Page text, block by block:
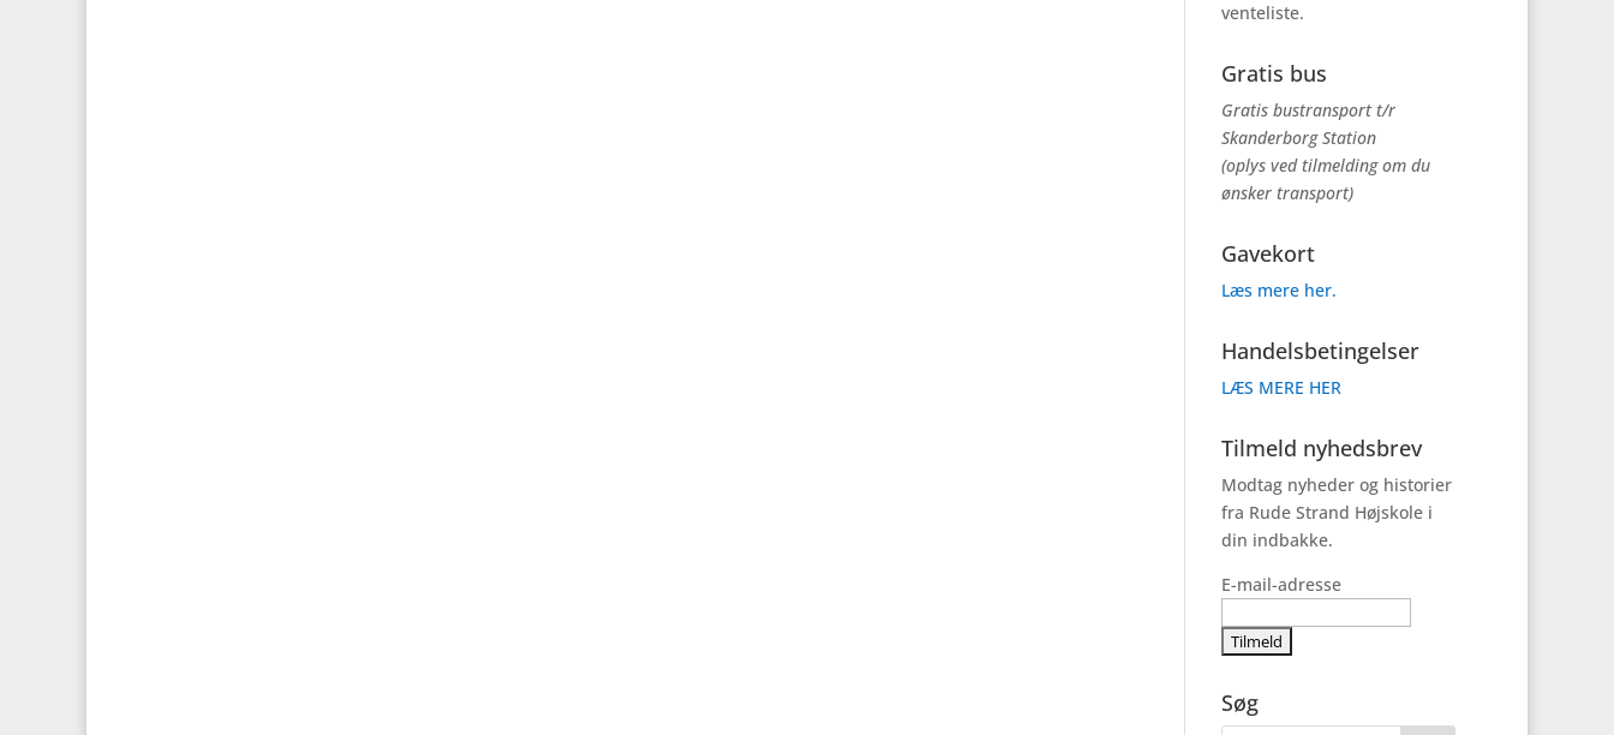
venteliste.
Gratis bus
Gratis bustransport t/r
Skanderborg Station
(oplys ved tilmelding om du
ønsker transport)
Gavekort
Læs mere her.
Handelsbetingelser
LÆS MERE HER
Tilmeld nyhedsbrev
Modtag nyheder og historier
fra Rude Strand Højskole i
din indbakke.
E-mail-adresse
Søg